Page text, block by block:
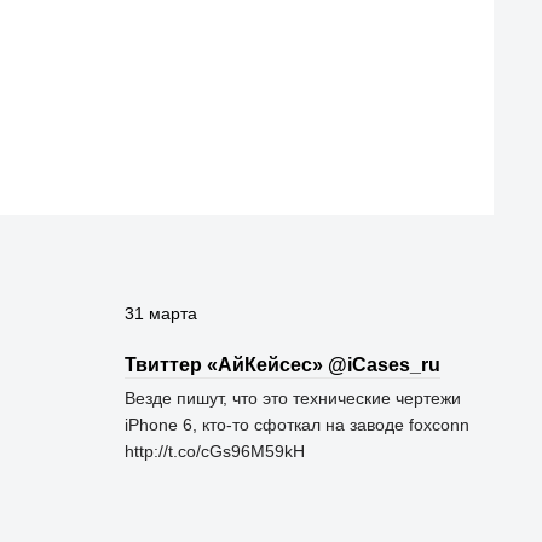
31 марта
Твиттер «АйКейсес» ‏@iCases_ru
Везде пишут, что это технические чертежи
iPhone 6, кто-то сфоткал на заводе foxconn
http://t.co/cGs96M59kH